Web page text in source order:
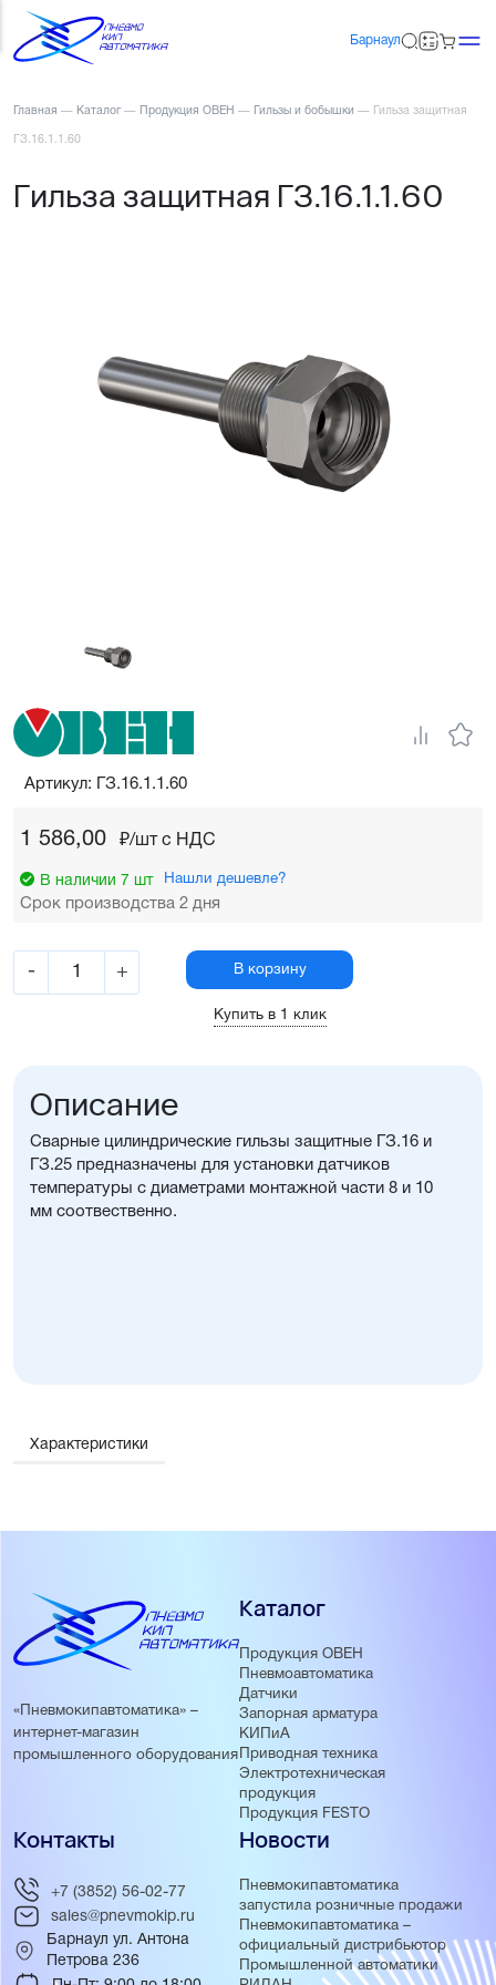
Барнаул
Главная — Каталог — Продукция ОВЕН — Гильзы и бобышки — Гильза защитная
ГЗ.16.1.1.60
Гильза защитная ГЗ.16.1.1.60
1 586,00 ₽/шт c НДС
В наличии 7 шт Нашли дешевле?
Срок производства 2 дня
- + В корзину
Купить в 1 клик
Артикул: ГЗ.16.1.1.60
Описание
Сварные цилиндрические гильзы защитные ГЗ.16 и
ГЗ.25 предназначены для установки датчиков
температуры с диаметрами монтажной части 8 и 10
мм соотвественно.
Характеристики
«Пневмокипавтоматика» –
интернет-магазин
промышленного оборудования
Каталог
Продукция ОВЕН
Пневмоавтоматика
Датчики
Запорная арматура
КИПиА
Приводная техника
Электротехническая
продукция
Продукция FESTO
Новости
Пневмокипавтоматика
запустила розничные продажи
Пневмокипавтоматика –
официальный дистрибьютор
Промышленной автоматики
Контакты
+7 (3852) 56-02-77
sales@pnevmokip.ru
Барнаул ул. Антона
Петрова 236